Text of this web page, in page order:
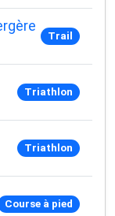
Trail
Triathlon
Triathlon
Course à pied